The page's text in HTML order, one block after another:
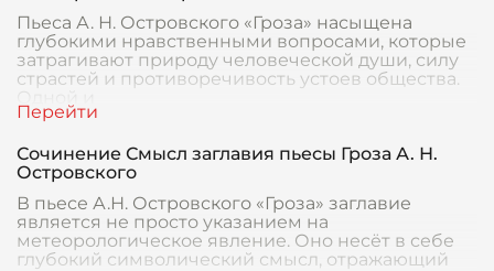
Пьеса А. Н. Островского «Гроза» насыщена
глубокими нравственными вопросами, которые
затрагивают природу человеческой души, силу
страстей и противоречивость устоев общества.
Одной и
Сочинение Смысл заглавия пьесы Гроза А. Н.
Островского
В пьесе А.Н. Островского «Гроза» заглавие
является не просто указанием на
метеорологическое явление. Оно несёт в себе
глубокий символический смысл, отражающий